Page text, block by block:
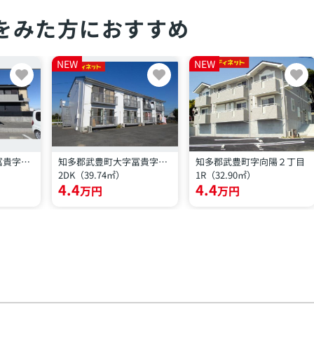
みた方におすすめ
知多郡武豊町大字冨貴字外前田
NEW
知多郡武豊町大字冨貴字外面
2DK（39.74㎡）
4.4万円
NEW
知多郡武豊町字向陽２丁目
1R（32.90㎡）
4.4万円